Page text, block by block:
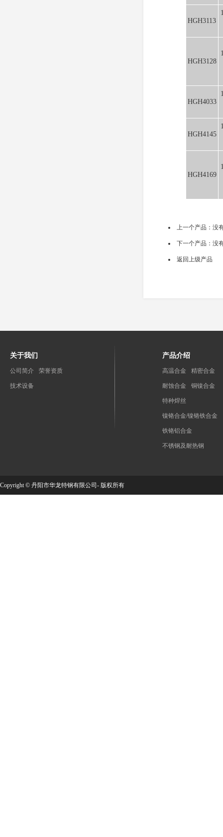
HGH3113
HGH3128
HGH4033
HGH4145
HGH4169
上一个产品：没
下一个产品：没
返回上级产品
关于我们
公司简介 荣誉资质
技术设备
产品介绍
高温合金 精密合金
耐蚀合金 铜镍合金
特种焊丝
镍铬合金/镍铬铁合金
铁铬铝合金
不锈钢及耐热钢
Copyright © 丹阳市华龙特钢有限公司- 版权所有